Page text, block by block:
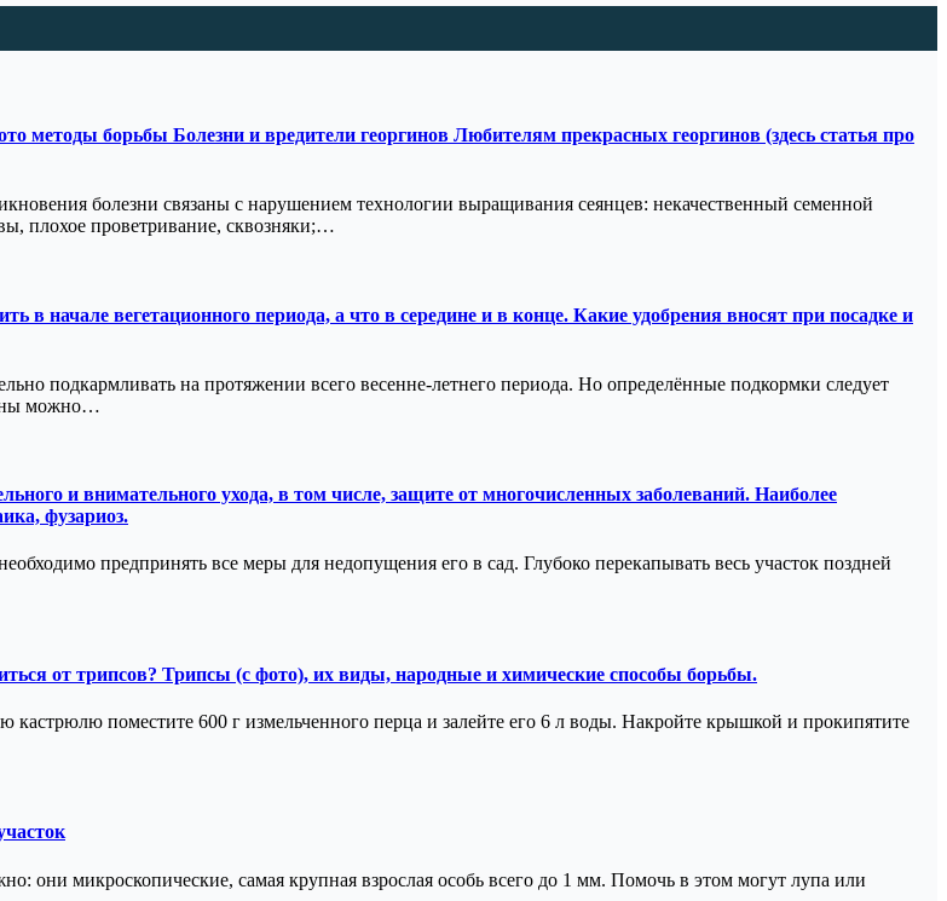
методы борьбы Болезни и вредители георгинов Любителям прекрасных георгинов (здесь статья про
болезни связаны с нарушением технологии выращивания сеянцев: некачественный семенной
плохое проветривание, сквозняки;…
в начале вегетационного периода, а что в середине и в конце. Какие удобрения вносят при посадке и
подкармливать на протяжении всего весенне-летнего периода. Но определённые подкормки следует
можно…
и внимательного ухода, в том числе, защите от многочисленных заболеваний. Наиболее
фузариоз.
предпринять все меры для недопущения его в сад. Глубоко перекапывать весь участок поздней
от трипсов? Трипсы (с фото), их виды, народные и химические способы борьбы.
поместите 600 г измельченного перца и залейте его 6 л воды. Накройте крышкой и прокипятите
они микроскопические, самая крупная взрослая особь всего до 1 мм. Помочь в этом могут лупа или